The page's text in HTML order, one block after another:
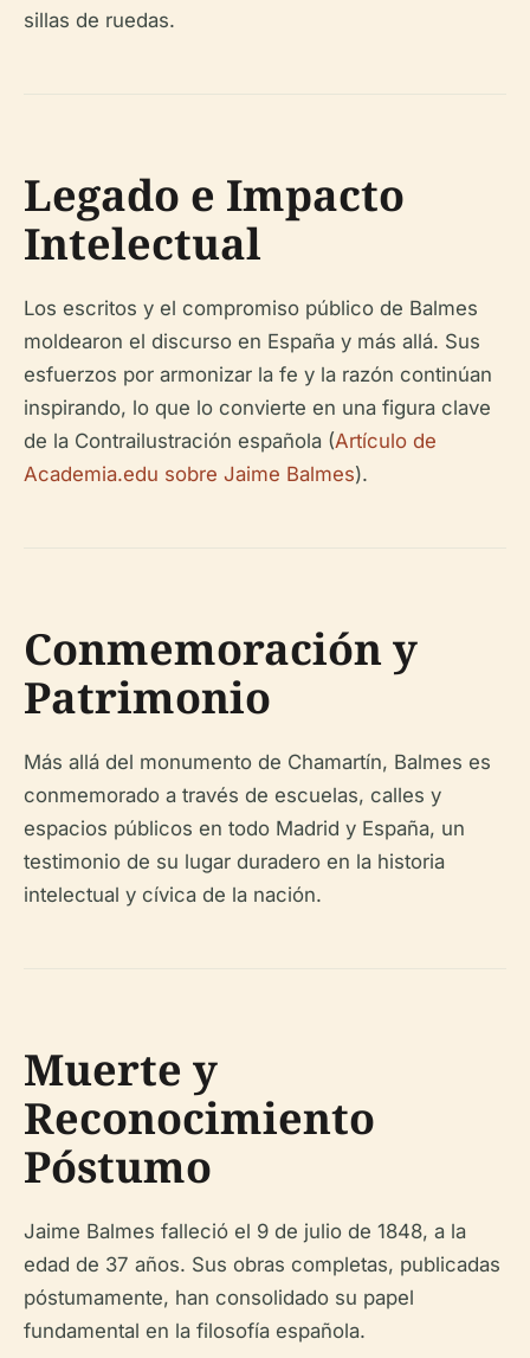
sillas de ruedas.
Legado e Impacto
Intelectual
Los escritos y el compromiso público de Balmes
moldearon el discurso en España y más allá. Sus
esfuerzos por armonizar la fe y la razón continúan
inspirando, lo que lo convierte en una figura clave
de la Contrailustración española (Artículo de
Academia.edu sobre Jaime Balmes).
Conmemoración y
Patrimonio
Más allá del monumento de Chamartín, Balmes es
conmemorado a través de escuelas, calles y
espacios públicos en todo Madrid y España, un
testimonio de su lugar duradero en la historia
intelectual y cívica de la nación.
Muerte y
Reconocimiento
Póstumo
Jaime Balmes falleció el 9 de julio de 1848, a la
edad de 37 años. Sus obras completas, publicadas
póstumamente, han consolidado su papel
fundamental en la filosofía española.